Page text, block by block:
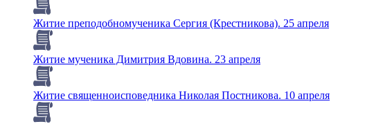
Житие преподобномученика Сергия (Крестникова). 25 апреля
Житие мученика Димитрия Вдовина. 23 апреля
Житие священноисповедника Николая Постникова. 10 апреля